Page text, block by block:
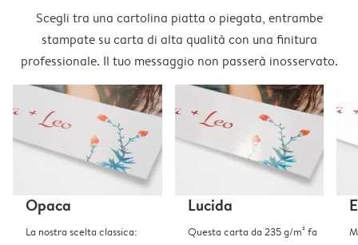
Scegli tra una cartolina piatta o piegata, entrambe
stampate su carta di alta qualità con una finitura
professionale. Il tuo messaggio non passerà inosservato.
Opaca
La nostra scelta classica:
Lucida
Questa carta da 235 g/m² fa